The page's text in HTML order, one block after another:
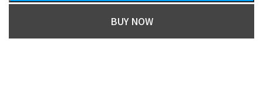
BUY NOW